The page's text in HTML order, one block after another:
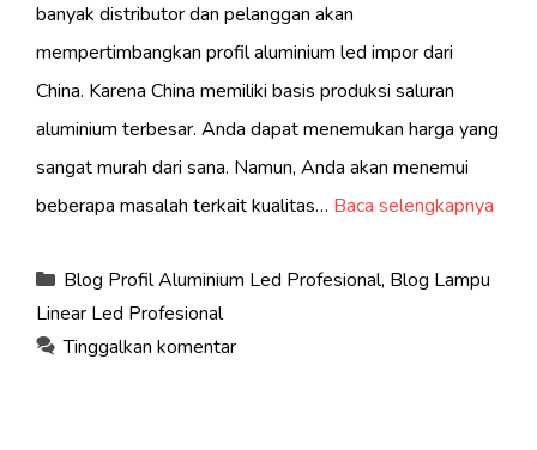
banyak distributor dan pelanggan akan
mempertimbangkan profil aluminium led impor dari
China. Karena China memiliki basis produksi saluran
aluminium terbesar. Anda dapat menemukan harga yang
sangat murah dari sana. Namun, Anda akan menemui
beberapa masalah terkait kualitas… Baca selengkapnya
Kategori
Blog Profil Aluminium Led Profesional, Blog Lampu
Linear Led Profesional
Tinggalkan komentar